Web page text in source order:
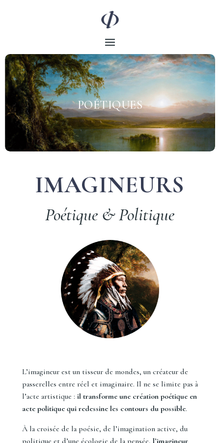
POÉTIQUES
IMAGINEURS
Poétique & Politique
L’imagineur est un tisseur de mondes, un créateur de
passerelles entre réel et imaginaire. Il ne se limite pas à
l’acte artistique : il transforme une création poétique en
acte politique qui redessine les contours du possible.
À la croisée de la poésie, de l’imagination active, du
politique et d’une écologie de la pensée, l’imagineur